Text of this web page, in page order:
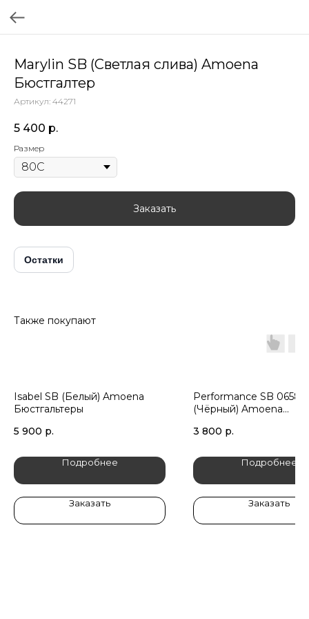
Marylin SB (Светлая слива) Amoena
Бюстгалтер
Артикул: 44271
5 400 р.
Размер
Заказать
Остатки
Также покупают
Isabel SB (Белый) Amoena
Бюстгальтеры
5 900 р.
Подробнее
Заказать
Performance SB 0658
(Чёрный) Amoena
3 800 р.
Подробнее
Заказать